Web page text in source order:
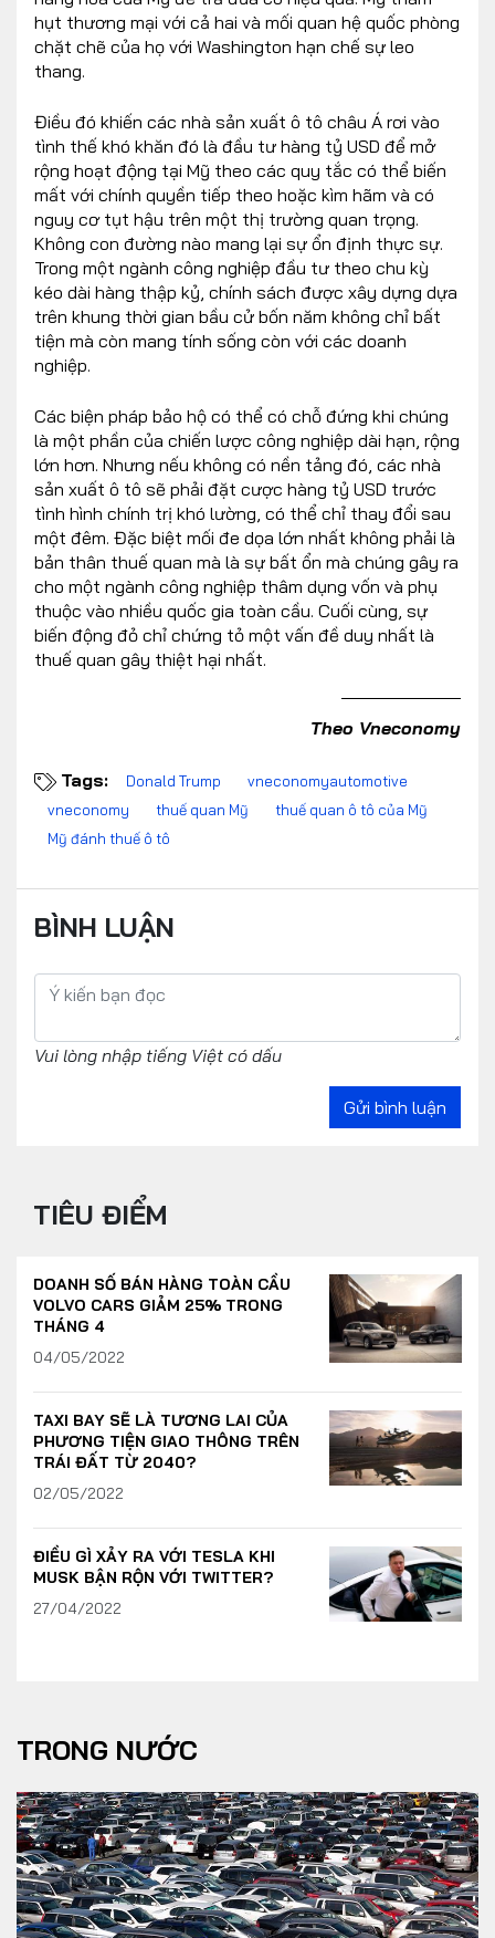
hụt thương mại với cả hai và mối quan hệ quốc phòng
chặt chẽ của họ với Washington hạn chế sự leo
thang.
Điều đó khiến các nhà sản xuất ô tô châu Á rơi vào
tình thế khó khăn đó là đầu tư hàng tỷ USD để mở
rộng hoạt động tại Mỹ theo các quy tắc có thể biến
mất với chính quyền tiếp theo hoặc kìm hãm và có
nguy cơ tụt hậu trên một thị trường quan trọng.
Không con đường nào mang lại sự ổn định thực sự.
Trong một ngành công nghiệp đầu tư theo chu kỳ
kéo dài hàng thập kỷ, chính sách được xây dựng dựa
trên khung thời gian bầu cử bốn năm không chỉ bất
tiện mà còn mang tính sống còn với các doanh
nghiệp.
Các biện pháp bảo hộ có thể có chỗ đứng khi chúng
là một phần của chiến lược công nghiệp dài hạn, rộng
lớn hơn. Nhưng nếu không có nền tảng đó, các nhà
sản xuất ô tô sẽ phải đặt cược hàng tỷ USD trước
tình hình chính trị khó lường, có thể chỉ thay đổi sau
một đêm. Đặc biệt mối đe dọa lớn nhất không phải là
bản thân thuế quan mà là sự bất ổn mà chúng gây ra
cho một ngành công nghiệp thâm dụng vốn và phụ
thuộc vào nhiều quốc gia toàn cầu. Cuối cùng, sự
biến động đỏ chỉ chứng tỏ một vấn đề duy nhất là
thuế quan gây thiệt hại nhất.
Theo Vneconomy
Tags: Donald Trump
vneconomyautomotive
vneconomy
thuế quan Mỹ
thuế quan ô tô của Mỹ
Mỹ đánh thuế ô tô
BÌNH LUẬN
Vui lòng nhập tiếng Việt có dấu
Gửi bình luận
TIÊU ĐIỂM
DOANH SỐ BÁN HÀNG TOÀN CẦU
VOLVO CARS GIẢM 25% TRONG
THÁNG 4
04/05/2022
TAXI BAY SẼ LÀ TƯƠNG LAI CỦA
PHƯƠNG TIỆN GIAO THÔNG TRÊN
TRÁI ĐẤT TỪ 2040?
02/05/2022
ĐIỀU GÌ XẢY RA VỚI TESLA KHI
MUSK BẬN RỘN VỚI TWITTER?
27/04/2022
TRONG NƯỚC